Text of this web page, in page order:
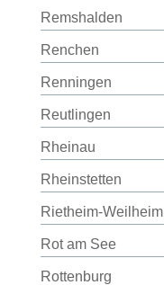
Remshalden
Renchen
Renningen
Reutlingen
Rheinau
Rheinstetten
Rietheim-Weilheim
Rot am See
Rottenburg